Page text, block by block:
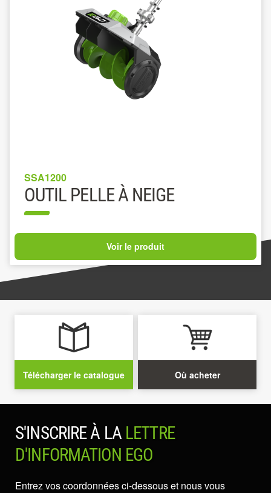
SSA1200
OUTIL PELLE À NEIGE
Voir le produit
Télécharger le catalogue Où acheter
S'INSCRIRE À LA LETTRE
D'INFORMATION EGO
Entrez vos coordonnées ci-dessous et nous vous